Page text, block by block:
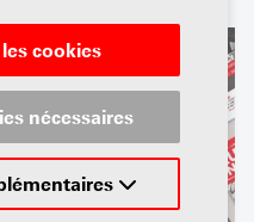
cookies
nécessaires